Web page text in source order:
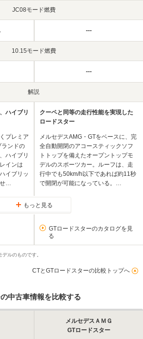
JC08モード燃費
---
10.15モード燃費
---
解説
ハイブリ
プレミア
ンドの
ハイブリ
インは
イブリッ
せ…
クーペと同等の走行性能を実現した
ロードスター
メルセデスAMG・GTをベースに、完
全自動開閉のアコースティックソフ
トトップを備えたオープントップモ
デルのスポーツカー。ルーフは、走
行中でも50km/h以下であれば約11秒
で開閉が可能になっている。…
もっと見る
GTロードスターのカタログを見
る
ルのものです。
CTとGTロードスターの比較トップへ
中古車情報を比較する
メルセデスＡＭＧ
GTロードスター